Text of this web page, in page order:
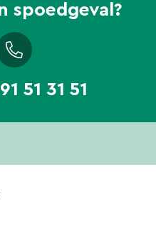
spoedgeval?
51 31 51